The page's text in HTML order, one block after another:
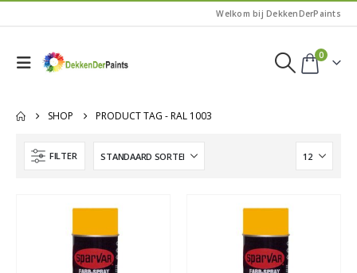
Welkom bij DekkenDerPaints
0
SHOP PRODUCT TAG -RAL 1003
FILTER